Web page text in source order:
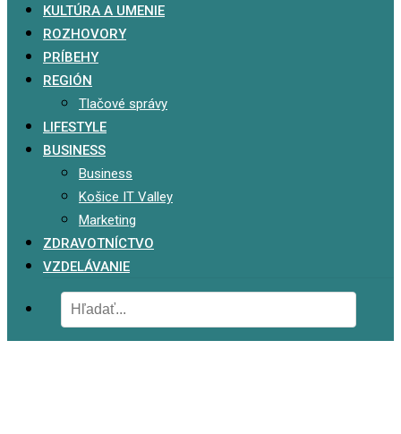
KULTÚRA A UMENIE
ROZHOVORY
PRÍBEHY
REGIÓN
Tlačové správy
LIFESTYLE
BUSINESS
Business
Košice IT Valley
Marketing
ZDRAVOTNÍCTVO
VZDELÁVANIE